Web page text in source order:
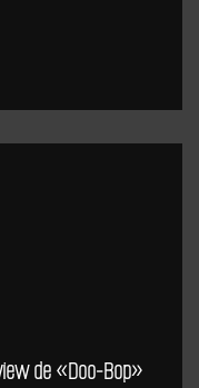
de «Doo-Bop»